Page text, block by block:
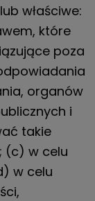
właściwe:
które
poza
organów
i
takie
(c) w celu
w celu